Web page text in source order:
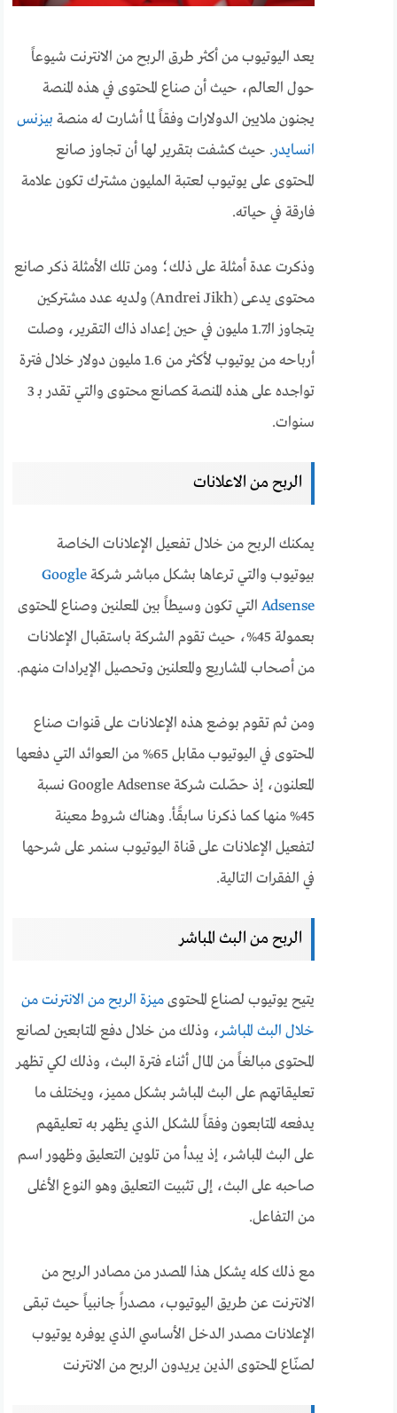
يعد اليوتيوب من أكثر طرق الربح من الانترنت شيوعاً
حول العالم، حيث أن صناع المحتوى في هذه المنصة
يجنون ملايين الدولارات وفقاً لما أشارت له منصة بيزنس
انسايدر. حيث كشفت بتقرير لها أن تجاوز صانع
المحتوى على يوتيوب لعتبة الـمليون مشترك تكون علامة
فارقة في حياته.
وذكرت عدة أمثلة على ذلك؛ ومن تلك الأمثلة ذكر صانع
محتوى يدعى (
Andrei Jikh) ولديه عدد مشتركين
يتجاوز الـ1.7 مليون في حين إعداد ذاك التقرير، وصلت
أرباحه من يوتيوب لأكثر من 1.6 مليون دولار خلال فترة
تواجده على هذه المنصة كصانع محتوى والتي تقدر بـ 3
سنوات.
الربح من الاعلانات
يمكنك الربح من خلال تفعيل الإعلانات الخاصة
بيوتيوب والتي ترعاها بشكل مباشر شركةGoogle
Adsense التي تكون وسيطاً بين المعلنين وصناع المحتوى
بعمولة 45%، حيث تقوم الشركة باستقبال الإعلانات
من أصحاب المشاريع والمعلنين وتحصيل الإيرادات منهم.
ومن ثم تقوم بوضع هذه الإعلانات على قنوات صناع
المحتوى في اليوتيوب مقابل 65% من العوائد التي دفعها
المعلنون، إذ حصّلت شركة Google Adsense نسبة
45% منها كما ذكرنا سابقًأ. وهناك شروط معينة
لتفعيل الإعلانات على قناة اليوتيوب سنمر على شرحها
في الفقرات التالية.
الربح من البث المباشر
يتيح يوتيوب لصناع المحتوىميزة الربح من الانترنت من
خلال البث المباشر، وذلك من خلال دفع المتابعين لصانع
المحتوى مبالغاً من المال أثناء فترة البث، وذلك لكي تظهر
تعليقاتهم على البث المباشر بشكل مميز، ويختلف ما
يدفعه المتابعون وفقاً للشكل الذي يظهر به تعليقهم
على البث المباشر، إذ يبدأ من تلوين التعليق وظهور اسم
صاحبه على البث، إلى تثبيت التعليق وهو النوع الأغلى
من التفاعل.
مع ذلك كله يشكل هذا المصدر من مصادر الربح من
الانترنت عن طريق اليوتيوب، مصدراً جانبياً حيث تبقى
الإعلانات مصدر الدخل الأساسي الذي يوفره يوتيوب
لصنّاع المحتوى الذين يريدون الربح من الانترنت